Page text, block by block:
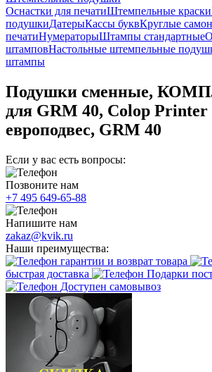
Оснастки для печатиШтемпельные краски
подушкиДатерыКассы буквКруглые
печатиНумераторыШтампы стандартные
штамповНастольные штемпельные
штампы
Подушки сменные,
для GRM 40, Colop Printer
европодвес, GRM 40
Если у вас есть вопросы:
Позвоните нам
+7 495 649-65-88
Напишите нам
zakaz@kvik.ru
Наши преимущества:
гарантии и возврат товара
быстрая доставка
Подарки
Доступен самовывоз